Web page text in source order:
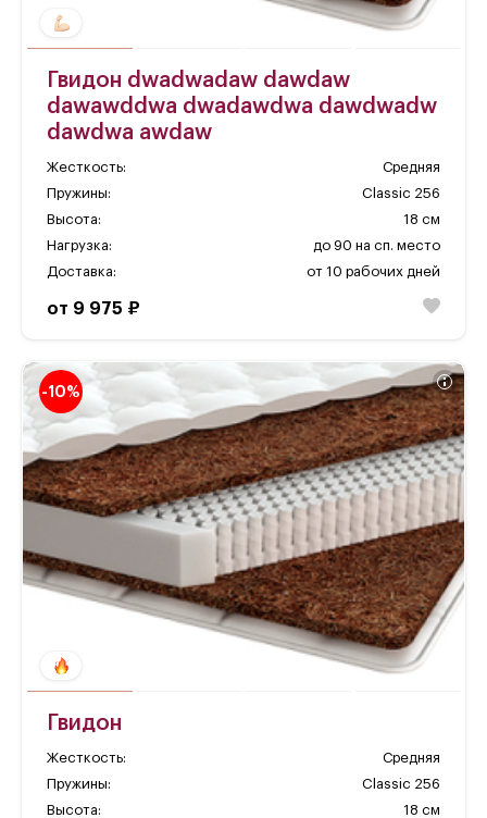
Гвидон dwadwadaw dawdaw
dawawddwa dwadawdwa dawdwadw
dawdwa awdaw
Жесткость:
Средняя
Пружины:
Classic 256
Высота:
18 см
Нагрузка:
до 90 на сп. место
Доставка:
от 10 рабочих дней
от 9 975 ₽
-10%
Гвидон
Жесткость:
Средняя
Пружины:
Classic 256
Высота:
18 см